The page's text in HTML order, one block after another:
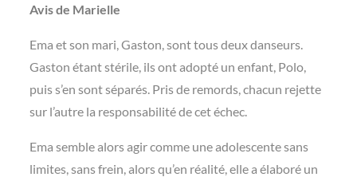
Avis de Marielle
Ema et son mari, Gaston, sont tous deux danseurs.
Gaston étant stérile, ils ont adopté un enfant, Polo,
puis s’en sont séparés. Pris de remords, chacun rejette
sur l’autre la responsabilité de cet échec.
Ema semble alors agir comme une adolescente sans
limites, sans frein, alors qu’en réalité, elle a élaboré un